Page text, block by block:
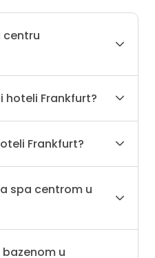
centru
hoteli Frankfurt?
Frankfurt?
spa centrom u
u